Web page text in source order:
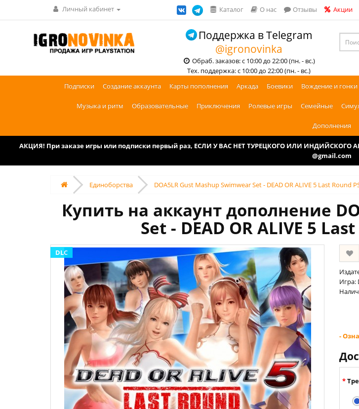
Личный кабинет Каталог О нас Отзывы Акции
Поддержка в Telegram
@igronovinka
Обраб. заказов: с 10:00 до 22:00 (пн. - вс.)
Тех. поддержка: с 10:00 до 22:00 (пн. - вс.)
Подписки Создание аккаунта Карты пополнения Аркада Боевики Вождение и гонки
Музыка и ритм Образовательные Приключения Ролевые игры Семейные
Дополнения
АКЦИЯ! При заказе игры или подписки первый раз, ЕСЛИ У ВАС НЕТ ТУРЕЦКОГО ИЛИ ИНДИЙСКОГО
@gmail.com
Единоборства DOA5LR Gust Mashup Swimwear Set - DEAD OR ALIVE 5 Last Round
Купить на аккаунт дополнение
Set - DEAD OR ALIVE 5
DLC
Игра:
-